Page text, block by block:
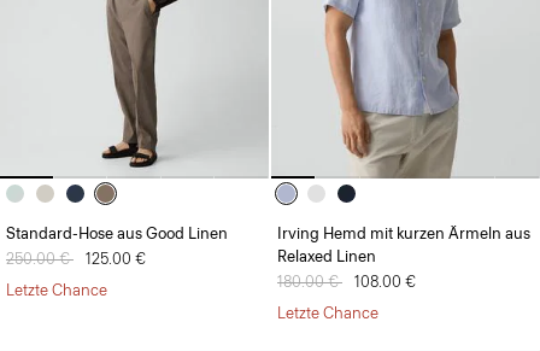
Standard-Hose aus Good Linen
Preis reduziert von
250.00 € auf
125.00 €
Letzte Chance
Irving Hemd mit kurzen Ärmeln aus
Relaxed Linen
Preis reduziert von
180.00 € auf
108.00 €
Letzte Chance